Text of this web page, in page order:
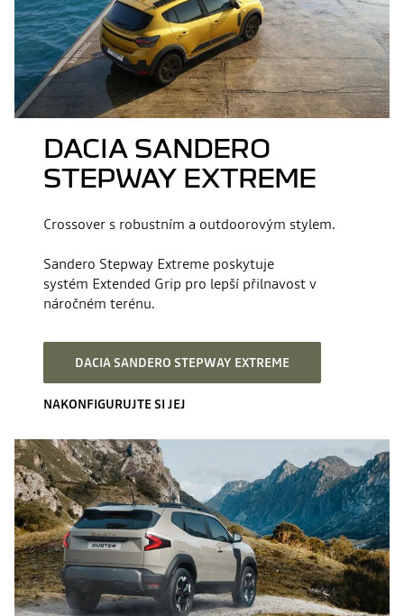
DACIA SANDERO
STEPWAY EXTREME
Crossover s robustním a outdoorovým stylem. ​
Sandero Stepway Extreme poskytuje
systém Extended Grip pro lepší přilnavost v
náročném terénu.​ ​
DACIA SANDERO STEPWAY EXTREME
NAKONFIGURUJTE SI JEJ